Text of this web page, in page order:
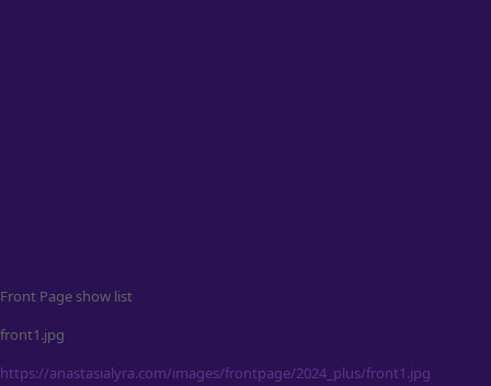
Front Page show list
front1.jpg
https://anastasialyra.com/images/frontpage/2024_plus/front1.jpg